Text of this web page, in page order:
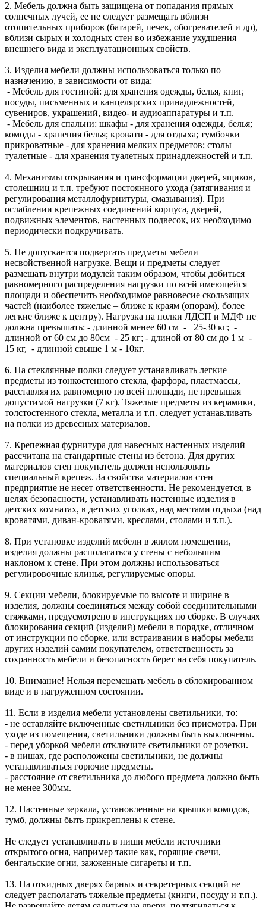
2. Мебель должна быть защищена от попадания прямых
солнечных лучей, ее не следует размещать вблизи
отопительных приборов (батарей, печек, обогревателей и др),
вблизи сырых и холодных стен во избежание ухудшения
внешнего вида и эксплуатационных свойств.
3. Изделия мебели должны использоваться только по
назначению, в зависимости от вида:
- Мебель для гостиной: для хранения одежды, белья, книг,
посуды, письменных и канцелярских принадлежностей,
сувениров, украшений, видео- и аудиоаппаратуры и т.п.
- Мебель для спальни: шкафы - для хранения одежды, белья;
комоды - хранения белья; кровати - для отдыха; тумбочки
прикроватные - для хранения мелких предметов; столы
туалетные - для хранения туалетных принадлежностей и т.п.
4. Механизмы открывания и трансформации дверей, ящиков,
столешниц и т.п. требуют постоянного ухода (затягивания и
регулирования металлофурнитуры, смазывания). При
ослаблении крепежных соединений корпуса, дверей,
подвижных элементов, настенных подвесок, их необходимо
периодически подкручивать.
5. Не допускается подвергать предметы мебели
несвойственной нагрузке. Вещи и предметы следует
размещать внутри модулей таким образом, чтобы добиться
равномерного распределения нагрузки по всей имеющейся
площади и обеспечить необходимое равновесие скользящих
частей (наиболее тяжелые – ближе к краям (опорам), более
легкие ближе к центру). Нагрузка на полки ЛДСП и МДФ не
должна превышать: - длинной менее 60 см - 25-30 кг; -
длинной от 60 см до 80см - 25 кг; - длиной от 80 см до 1 м -
15 кг, - длинной свыше 1 м - 10кг.
6. На стеклянные полки следует устанавливать легкие
предметы из тонкостенного стекла, фарфора, пластмассы,
расставляя их равномерно по всей площади, не превышая
допустимой нагрузки (7 кг). Тяжелые предметы из керамики,
толстостенного стекла, металла и т.п. следует устанавливать
на полки из древесных материалов.
7. Крепежная фурнитура для навесных настенных изделий
рассчитана на стандартные стены из бетона. Для других
материалов стен покупатель должен использовать
специальный крепеж. За свойства материалов стен
предприятие не несет ответственности. Не рекомендуется, в
целях безопасности, устанавливать настенные изделия в
детских комнатах, в детских уголках, над местами отдыха (над
кроватями, диван-кроватями, креслами, столами и т.п.).
8. При установке изделий мебели в жилом помещении,
изделия должны располагаться у стены с небольшим
наклоном к стене. При этом должны использоваться
регулировочные клинья, регулируемые опоры.
9. Секции мебели, блокируемые по высоте и ширине в
изделия, должны соединяться между собой соединительными
стяжками, предусмотрено в инструкциях по сборке. В случаях
блокирования секций (изделий) мебели в порядке, отличном
от инструкции по сборке, или встраивании в наборы мебели
других изделий самим покупателем, ответственность за
сохранность мебели и безопасность берет на себя покупатель.
10. Внимание! Нельзя перемещать мебель в сблокированном
виде и в нагруженном состоянии.
11. Если в изделия мебели установлены светильники, то:
- не оставляйте включенные светильники без присмотра. При
уходе из помещения, светильники должны быть выключены.
- перед уборкой мебели отключите светильники от розетки.
- в нишах, где расположены светильники, не должны
устанавливаться горючие предметы.
- расстояние от светильника до любого предмета должно быть
не менее 300мм.
12. Настенные зеркала, установленные на крышки комодов,
тумб, должны быть прикреплены к стене.
Не следует устанавливать в ниши мебели источники
открытого огня, например такие как, горящие свечи,
бенгальские огни, зажженные сигареты и т.п.
13. На откидных дверях барных и секретерных секций не
следует располагать тяжелые предметы (книги, посуду и т.п.).